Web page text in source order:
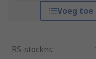
Voeg
RS-stocknr.: